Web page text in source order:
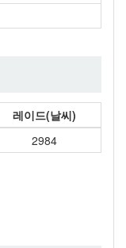
레이드(날씨)
2984